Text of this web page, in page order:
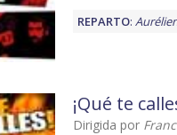
REPARTO:
¡Qué te
Dirigida por